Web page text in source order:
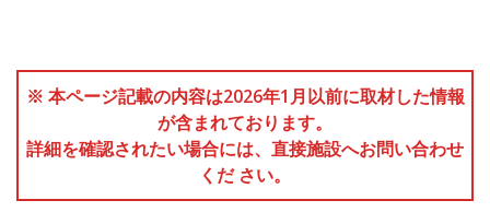
※ 本ページ記載の内容は2026年1月以前に取材した情報
が含まれております。
詳細を確認されたい場合には、直接施設へお問い合わせ
くだ さい。